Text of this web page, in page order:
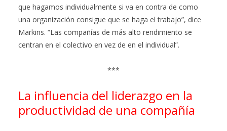
que hagamos individualmente si va en contra de como
una organización consigue que se haga el trabajo”, dice
Markins. “Las compañías de más alto rendimiento se
centran en el colectivo en vez de en el individual”.
***
La influencia del liderazgo en la
productividad de una compañía